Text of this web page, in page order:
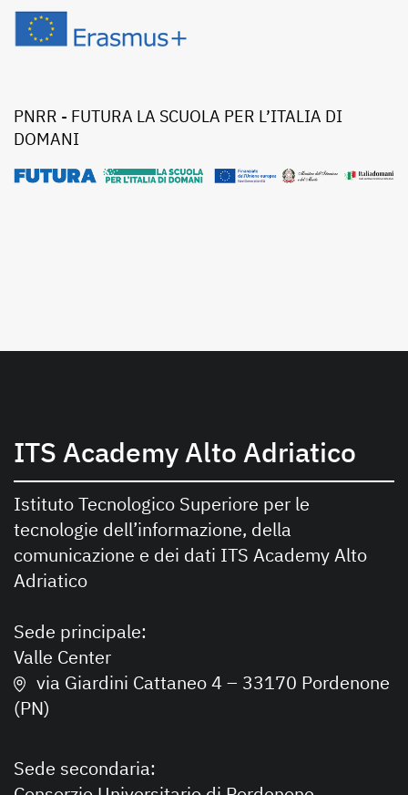
PNRR - FUTURA LA SCUOLA PER L’ITALIA DI
DOMANI
ITS Academy Alto Adriatico
Istituto Tecnologico Superiore per le
tecnologie dell’informazione, della
comunicazione e dei dati ITS Academy Alto
Adriatico
Sede principale:
Valle Center
via Giardini Cattaneo 4 – 33170 Pordenone
(PN)
Sede secondaria: